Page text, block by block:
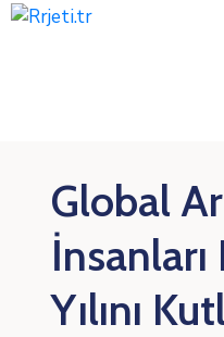
Global
Yılını